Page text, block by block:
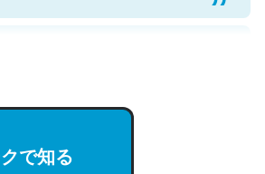
entry/2023/03/27
ついての考察（１） - conceptualization
で知る